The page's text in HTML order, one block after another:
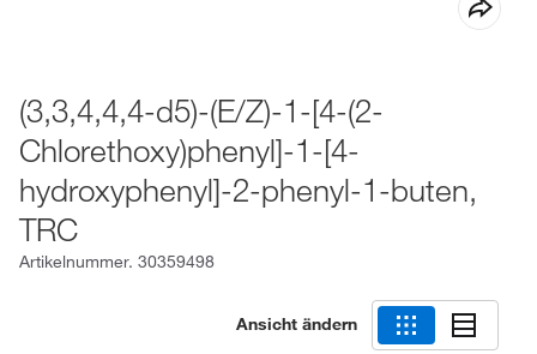
(3,3,4,4,4-d5)-(E/Z)-1-[4-(2-
Chlorethoxy)phenyl]-1-[4-
hydroxyphenyl]-2-phenyl-1-buten,
TRC
Artikelnummer. 30359498
Ansicht ändern